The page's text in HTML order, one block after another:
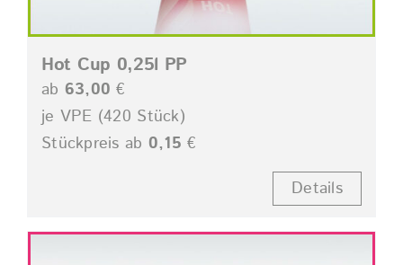
Hot Cup 0,25l PP
ab 63,00 €
je VPE (420 Stück)
Stückpreis ab 0,15 €
Details